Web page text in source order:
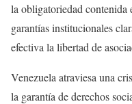
la obligatoriedad contenida
garantías institucionales
efectiva la libertad de
Venezuela atraviesa una
la garantía de derechos